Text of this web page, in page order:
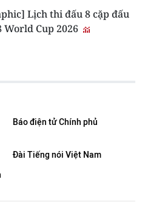
Lịch thi đấu 8 cặp đấu
World Cup 2026
Báo điện tử Chính phủ
Đài Tiếng nói Việt Nam